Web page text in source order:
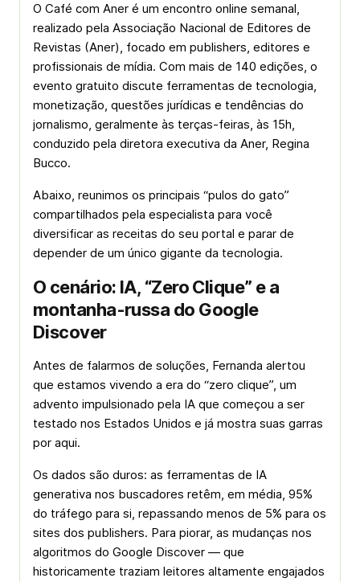
O Café com Aner é um encontro online semanal,
realizado pela Associação Nacional de Editores de
Revistas (Aner), focado em publishers, editores e
profissionais de mídia. Com mais de 140 edições, o
evento gratuito discute ferramentas de tecnologia,
monetização, questões jurídicas e tendências do
jornalismo, geralmente às terças-feiras, às 15h,
conduzido pela diretora executiva da Aner, Regina
Bucco.
Abaixo, reunimos os principais “pulos do gato”
compartilhados pela especialista para você
diversificar as receitas do seu portal e parar de
depender de um único gigante da tecnologia.
O cenário: IA, “Zero Clique” e a
montanha-russa do Google
Discover
Antes de falarmos de soluções, Fernanda alertou
que estamos vivendo a era do “zero clique”, um
advento impulsionado pela IA que começou a ser
testado nos Estados Unidos e já mostra suas garras
por aqui.
Os dados são duros: as ferramentas de IA
generativa nos buscadores retêm, em média, 95%
do tráfego para si, repassando menos de 5% para os
sites dos publishers. Para piorar, as mudanças nos
algoritmos do Google Discover — que
historicamente traziam leitores altamente engajados